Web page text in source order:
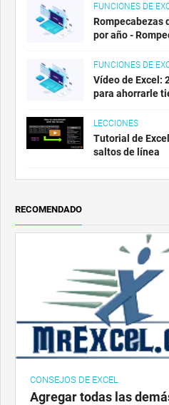
FUNCIONES DE
Rompecabezas
por año -
FUNCIONES DE
Vídeo de Excel:
para ahorrarle
LECCIONES
Tutorial de
saltos de línea
RECOMENDADO
CONSEJOS DE EXCEL
Agregar todas las